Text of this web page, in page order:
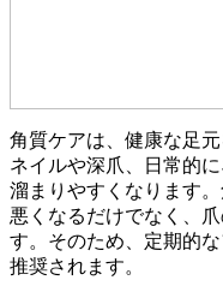
角質ケアは、健康な足
ネイルや深爪、日常的
溜まりやすくなります
悪くなるだけでなく、
す。そのため、定期的
推奨されます。